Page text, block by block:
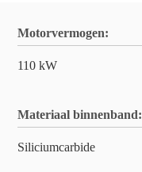
Motorvermogen:
110 kW
Materiaal binnenband:
Siliciumcarbide